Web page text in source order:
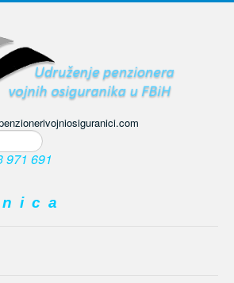
971 691
i c a